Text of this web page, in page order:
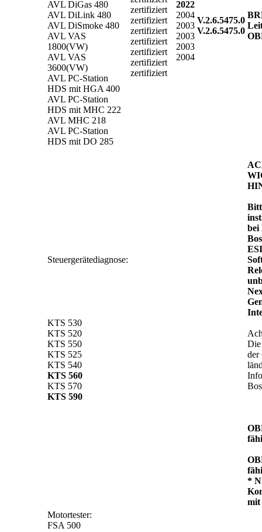
AVL DiGas 480
AVL DiLink 480
AVL DiSmoke 480
AVL VAS
1800(VW)
AVL VAS
3600(VW)
AVL PC-Station
HDS mit HGA 400
AVL PC-Station
HDS mit MHC 222
AVL MHC 218
AVL PC-Station
HDS mit DO 285
zertifiziert
zertifiziert
zertifiziert
zertifiziert
zertifiziert
zertifiziert
zertifiziert
2022
2004
2003
2003
2003
2004
V.2.6.5475.0
V.2.6.5475.0
Steuergerätediagnose:
KTS 530
KTS 520
KTS 550
KTS 525
KTS 540
KTS 560
KTS 570
KTS 590
bei
der
*
mit
Motortester:
FSA 500